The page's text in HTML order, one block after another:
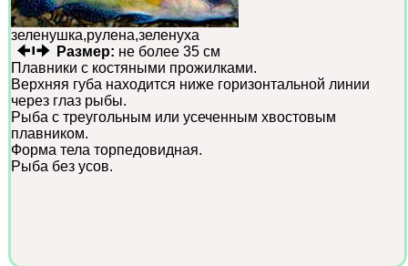
зеленушка,рулена,зеленуха
Размер: не более 35 см
Плавники с костяными прожилками.
Верхняя губа находится ниже горизонтальной линии
через глаз рыбы.
Рыба с треугольным или усеченным хвостовым
плавником.
Форма тела торпедовидная.
Рыба без усов.